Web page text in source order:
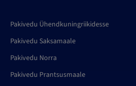
Pakivedu Ühendkuningriikidesse
Pakivedu Saksamaale
Pakivedu Norra
Pakivedu Prantsusmaale